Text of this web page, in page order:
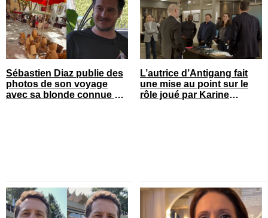
Sébastien Diaz publie des
photos de son voyage
avec sa blonde connue en
L’autrice d’Antigang fait
une mise au point sur le
rôle joué par Karine